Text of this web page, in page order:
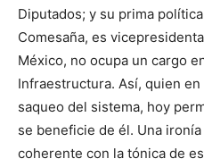
Diputados; y su prima
Comesaña, es
México, no ocupa un cargo
Infraestructura. Así, quien
saqueo del sistema, hoy
se beneficie de él. Una
coherente con la tónica de